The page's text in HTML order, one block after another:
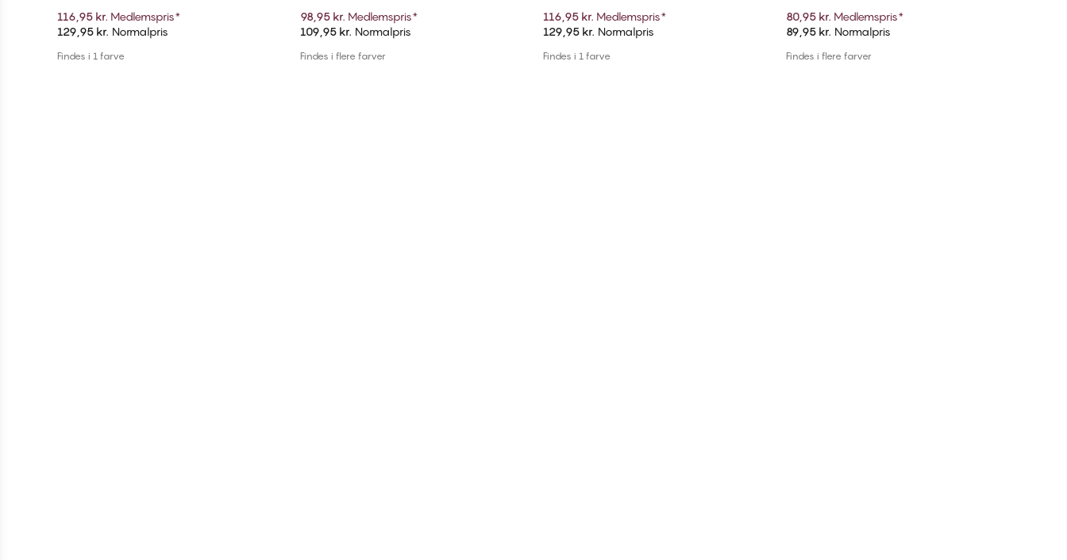
Tilføj til kurv
116,95 kr. Medlemspris*
129,95 kr. Normalpris
Findes i 1 farve
Tilføj til kurv
98,95 kr. Medlemspris*
109,95 kr. Normalpris
Findes i flere farver
Tilføj til kurv
116,95 kr. Medlemspris*
129,95 kr. Normalpris
Findes i 1 farve
Tilføj til kurv
80,95 kr. Medlemspris*
89,95 kr. Normalpris
Findes i flere farver